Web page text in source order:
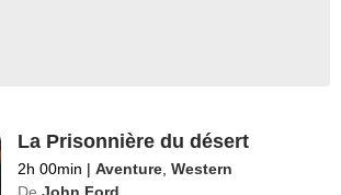
La Prisonnière du désert
2h 00min | Aventure ,Western